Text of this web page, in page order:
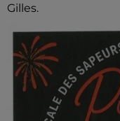
Gilles.